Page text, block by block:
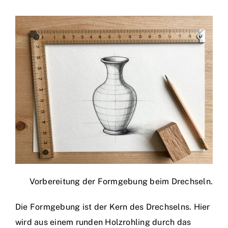
Vorbereitung der Formgebung beim Drechseln.
Die Formgebung ist der Kern des Drechselns. Hier
wird aus einem runden Holzrohling durch das